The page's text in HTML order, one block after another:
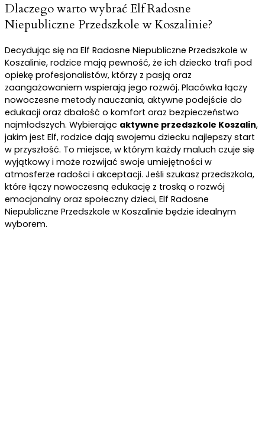
Dlaczego warto wybrać Elf Radosne
Niepubliczne Przedszkole w Koszalinie?
Decydując się na Elf Radosne Niepubliczne Przedszkole w
Koszalinie, rodzice mają pewność, że ich dziecko trafi pod
opiekę profesjonalistów, którzy z pasją oraz
zaangażowaniem wspierają jego rozwój. Placówka łączy
nowoczesne metody nauczania, aktywne podejście do
edukacji oraz dbałość o komfort oraz bezpieczeństwo
najmłodszych. Wybierając aktywne przedszkole Koszalin,
jakim jest Elf, rodzice dają swojemu dziecku najlepszy start
w przyszłość. To miejsce, w którym każdy maluch czuje się
wyjątkowy i może rozwijać swoje umiejętności w
atmosferze radości i akceptacji. Jeśli szukasz przedszkola,
które łączy nowoczesną edukację z troską o rozwój
emocjonalny oraz społeczny dzieci, Elf Radosne
Niepubliczne Przedszkole w Koszalinie będzie idealnym
wyborem.